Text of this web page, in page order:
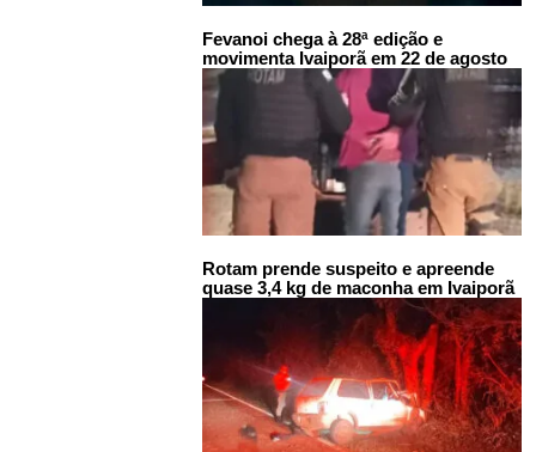
Fevanoi chega à 28ª edição e
movimenta Ivaiporã em 22 de agosto
Rotam prende suspeito e apreende
quase 3,4 kg de maconha em Ivaiporã